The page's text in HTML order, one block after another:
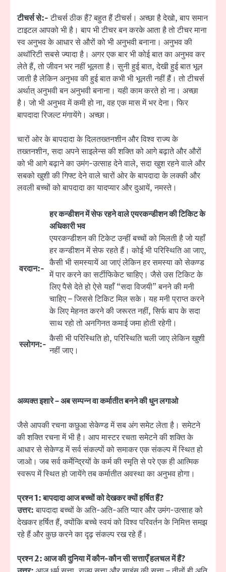
टीचर्स से:-टीचर्स ठीक हैं? बहुत हैं टीचर्स। अच्छा है देखो, बाप समान
टाइटल आपको भी है। बाप भी टीचर बन करके आता है तो टीचर माना
स्व अनुभव के आधार से औरों को भी अनुभवी बनाना। अनुभव की
अथॉरिटी सबसे ज्यादा है। अगर एक बार भी कोई बात का अनुभव कर
लेते हैं, तो जीवन भर नहीं भूलता है। सुनी हुई बात, देखी हुई बात भूल
जाती है लेकिन अनुभव की हुई बात कभी भी भूलती नहीं हैं। तो टीचर्स
अर्थात् अनुभवी बन अनुभवी बनाना। यही काम करते हो ना। अच्छा
है। जो भी अनुभव में कमी हो ना, वह एक मास में भर देना। फिर
बापदादा रिजल्ट मंगायेंगे। अच्छा।
चारों ओर के बापदादा के दिलतख्तनशीन और विश्व राज्य के
तख्तनशीन, सदा अपने साइलेन्स की शक्ति को आगे बढ़ाते और औरों
को भी आगे बढ़ाने का उमंग-उत्साह देने वाले, सदा खुश रहने वाले और
सबको खुशी की गिफ्ट देने वाले चारों ओर के बापदादा के लक्की और
लवली बच्चों को बापदादा का यादप्यार और दुआयें, नमस्ते।
वरदान:-
हर कन्डीशन में सेफ रहने वाले एयरकन्डीशन की टिकिट के
अधिकारी भव
एयरकन्डीशन की टिकेट उन्हीं बच्चों को मिलती है जो यहाँ
हर कन्डीशन में सेफ रहते हैं। कोई भी परिस्थिति आ जाए,
कैसी भी समस्यायें आ जाएं लेकिन हर समस्या को सेकण्ड
में पार करने का सर्टीफिकेट चाहिए। जैसे उस टिकिट के
लिए पैसे देते हो ऐसे यहाँ “सदा विजयी” बनने की मनी
चाहिए – जिससे टिकिट मिल सके। यह मनी प्राप्त करने
के लिए मेहनत करने की जरूरत नहीं, सिर्फ बाप के सदा
साथ रहो तो अनगिनत कमाई जमा होती रहेगी।
स्लोगन:-
कैसी भी परिस्थिति हो, परिस्थिति चली जाए लेकिन खुशी
नहीं जाए।
अव्यक्त इशारे – अब सम्पन्न वा कर्मातीत बनने की धुन लगाओ
जैसे आपकी रचना कछुआ सेकेण्ड में सब अंग समेट लेता है। समेटने
की शक्ति रचना में भी है। आप मास्टर रचता समेटने की शक्ति के
आधार से सेकेण्ड में सर्व संकल्पों को समाकर एक संकल्प में स्थित हो
जाओ। जब सर्व कर्मेन्द्रियों के कर्म की स्मृति से परे एक ही आत्मिक
स्वरूप में स्थित हो जायेंगे तब कर्मातीत अवस्था का अनुभव होगा।
प्रश्न 1: बापदादा आज बच्चों को देखकर क्यों हर्षित हैं?
उत्तर:बापदादा बच्चों के अति-अति-अति प्यार और उमंग-उत्साह को
देखकर हर्षित हैं, क्योंकि बच्चे स्वयं को विश्व परिवर्तन के निमित्त समझ
रहे हैं और कुछ करने का दृढ़ संकल्प रख रहे हैं।
प्रश्न 2: आज की दुनिया में कौन-कौन सी सत्ताएँ हलचल में हैं?